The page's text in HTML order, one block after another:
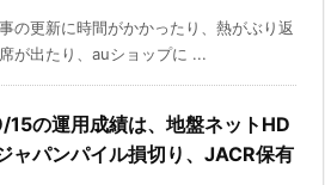
の更新に時間がかかったり、熱がぶり返
が出たり、auショップに ...
の運用成績は、地盤ネットHD
ャパンパイル損切り、JACR保有